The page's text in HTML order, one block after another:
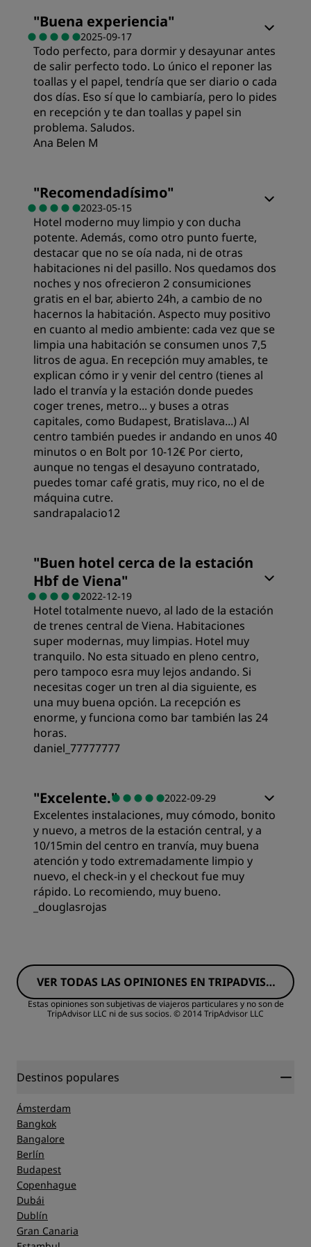
Calidad/precio
Calidad del sueño
Ubicación
Servicio
"Buena experiencia"
2025-09-17
Todo perfecto, para dormir y desayunar antes
de salir perfecto todo. Lo único el reponer las
toallas y el papel, tendría que ser diario o cada
dos días. Eso sí que lo cambiaría, pero lo pides
en recepción y te dan toallas y papel sin
problema. Saludos.
Ana Belen M
Calidad/precio
Calidad del sueño
Ubicación
Limpieza
Servicio
"Recomendadísimo"
2023-05-15
Hotel moderno muy limpio y con ducha
potente. Además, como otro punto fuerte,
destacar que no se oía nada, ni de otras
habitaciones ni del pasillo. Nos quedamos dos
noches y nos ofrecieron 2 consumiciones
gratis en el bar, abierto 24h, a cambio de no
hacernos la habitación. Aspecto muy positivo
en cuanto al medio ambiente: cada vez que se
limpia una habitación se consumen unos 7,5
litros de agua. En recepción muy amables, te
explican cómo ir y venir del centro (tienes al
lado el tranvía y la estación donde puedes
coger trenes, metro... y buses a otras
capitales, como Budapest, Bratislava...) Al
centro también puedes ir andando en unos 40
minutos o en Bolt por 10-12€ Por cierto,
aunque no tengas el desayuno contratado,
puedes tomar café gratis, muy rico, no el de
máquina cutre.
sandrapalacio12
"Buen hotel cerca de la estación
Hbf de Viena"
2022-12-19
Hotel totalmente nuevo, al lado de la estación
de trenes central de Viena. Habitaciones
super modernas, muy limpias. Hotel muy
tranquilo. No esta situado en pleno centro,
pero tampoco esra muy lejos andando. Si
necesitas coger un tren al dia siguiente, es
una muy buena opción. La recepción es
enorme, y funciona como bar también las 24
horas.
daniel_77777777
"Excelente." 2022-09-29
Excelentes instalaciones, muy cómodo, bonito
y nuevo, a metros de la estación central, y a
10/15min del centro en tranvía, muy buena
atención y todo extremadamente limpio y
nuevo, el check-in y el checkout fue muy
rápido. Lo recomiendo, muy bueno.
_douglasrojas
VER TODAS LAS OPINIONES EN TRIPADVISO
R
Estas opiniones son subjetivas de viajeros particulares y no son de
TripAdvisor LLC ni de sus socios.© 2014 TripAdvisor LLC
Destinos populares
Ámsterdam
Bangkok
Bangalore
Berlín
Budapest
Copenhague
Dubái
Dublín
Gran Canaria